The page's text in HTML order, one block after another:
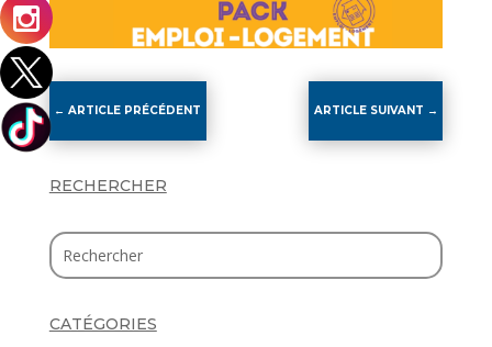
←ARTICLE PRÉCÉDENT ARTICLE SUIVANT →
RECHERCHER
CATÉGORIES